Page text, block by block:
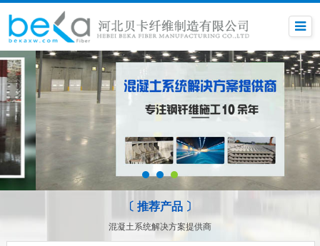
〔 推荐产品 〕
混凝土系统解决方案提供商